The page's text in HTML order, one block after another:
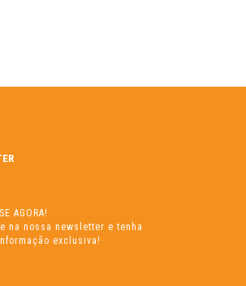
AGORA!
na nossa newsletter e tenha
exclusiva!